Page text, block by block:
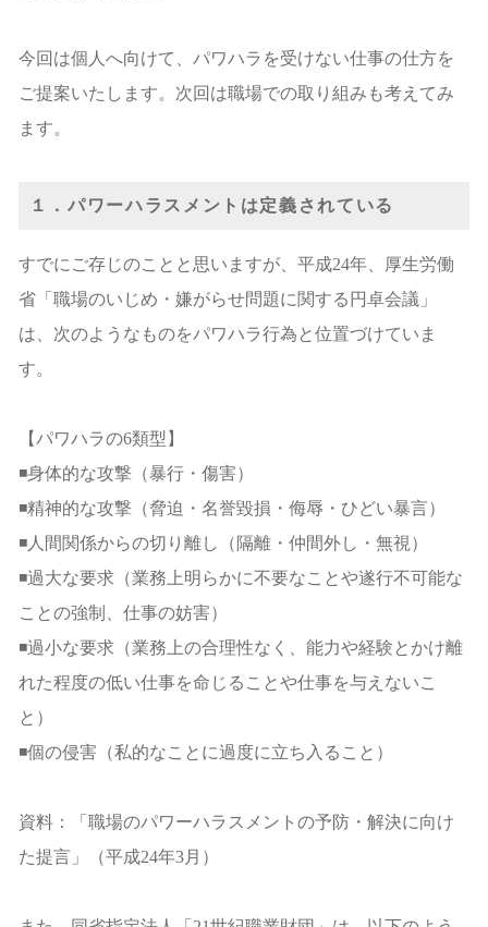
今回は個人へ向けて、パワハラを受けない仕事の仕方を
ご提案いたします。次回は職場での取り組みも考えてみ
ます。
１．パワーハラスメントは定義されている
すでにご存じのことと思いますが、平成24年、厚生労働
省「職場のいじめ・嫌がらせ問題に関する円卓会議」
は、次のようなものをパワハラ行為と位置づけていま
す。
【パワハラの6類型】
◾身体的な攻撃（暴行・傷害）
◾精神的な攻撃（脅迫・名誉毀損・侮辱・ひどい暴言）
◾人間関係からの切り離し（隔離・仲間外し・無視）
◾過大な要求（業務上明らかに不要なことや遂行不可能な
ことの強制、仕事の妨害）
◾過小な要求（業務上の合理性なく、能力や経験とかけ離
れた程度の低い仕事を命じることや仕事を与えないこ
と）
◾個の侵害（私的なことに過度に立ち入ること）
資料：「職場のパワーハラスメントの予防・解決に向け
た提言」（平成24年3月）